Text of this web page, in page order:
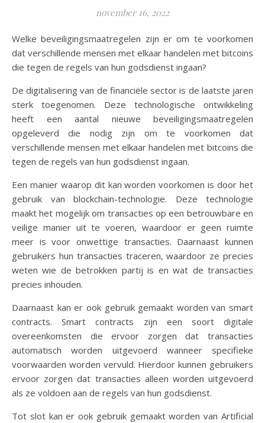
november 16, 2022
Welke beveiligingsmaatregelen zijn er om te voorkomen
dat verschillende mensen met elkaar handelen met bitcoins
die tegen de regels van hun godsdienst ingaan?
De digitalisering van de financiële sector is de laatste jaren
sterk toegenomen. Deze technologische ontwikkeling
heeft een aantal nieuwe beveiligingsmaatregelen
opgeleverd die nodig zijn om te voorkomen dat
verschillende mensen met elkaar handelen met bitcoins die
tegen de regels van hun godsdienst ingaan.
Een manier waarop dit kan worden voorkomen is door het
gebruik van blockchain-technologie. Deze technologie
maakt het mogelijk om transacties op een betrouwbare en
veilige manier uit te voeren, waardoor er geen ruimte
meer is voor onwettige transacties. Daarnaast kunnen
gebruikers hun transacties traceren, waardoor ze precies
weten wie de betrokken partij is en wat de transacties
precies inhouden.
Daarnaast kan er ook gebruik gemaakt worden van smart
contracts. Smart contracts zijn een soort digitale
overeenkomsten die ervoor zorgen dat transacties
automatisch worden uitgevoerd wanneer specifieke
voorwaarden worden vervuld. Hierdoor kunnen gebruikers
ervoor zorgen dat transacties alleen worden uitgevoerd
als ze voldoen aan de regels van hun godsdienst.
Tot slot kan er ook gebruik gemaakt worden van Artificial